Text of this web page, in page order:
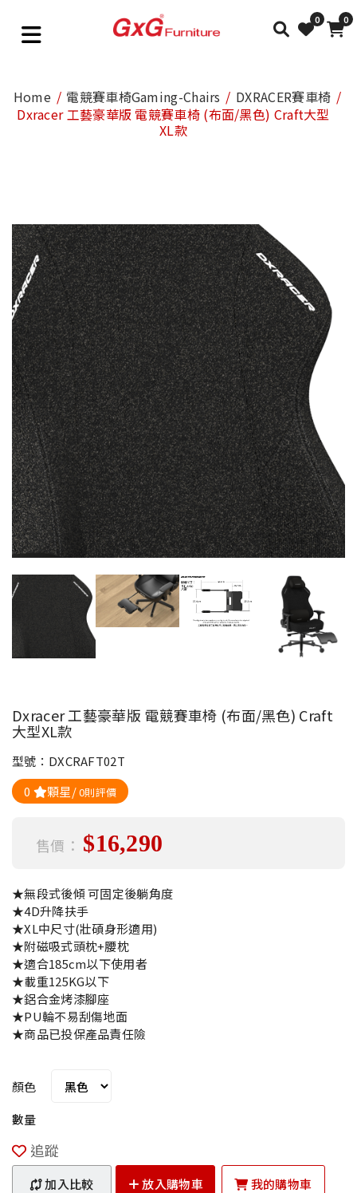
0 0
Home 電競賽車椅Gaming-Chairs
DXRACER賽車椅
Dxracer 工藝豪華版 電競賽車椅 (布面/黑色) Craft大型
XL款
Dxracer 工藝豪華版 電競賽車椅 (布面/黑色) Craft
大型XL款
型號：DXCRAFT02T
0
顆星/0則評價
售價： $16,290
★無段式後傾 可固定後躺角度
★4D升降扶手
★XL中尺寸(壯碩身形適用)
★附磁吸式頭枕+腰枕
★適合185cm以下使用者
★載重125KG以下
★鋁合金烤漆腳座
★PU輪不易刮傷地面
★商品已投保產品責任險
顏色
數量
追蹤
加入比較 放入購物車 我的購物車